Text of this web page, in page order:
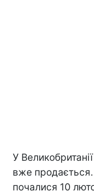
У
вже
почалися 10